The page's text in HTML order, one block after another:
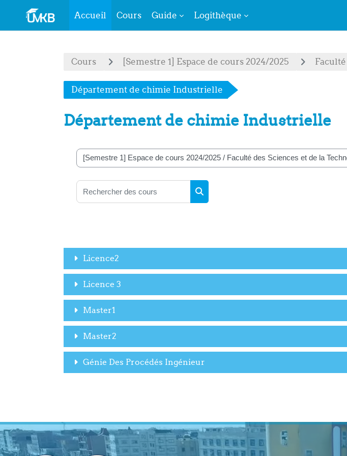
Accueil Cours Guide Logithèque
Cours [Semestre 1] Espace de cours 2024/2025
Département de chimie Industrielle
Département de chimie Industrielle
Catégories de cours
Rechercher des cours
Licence2
Licence 3
Master1
Master2
Génie Des Procédés Ingénieur